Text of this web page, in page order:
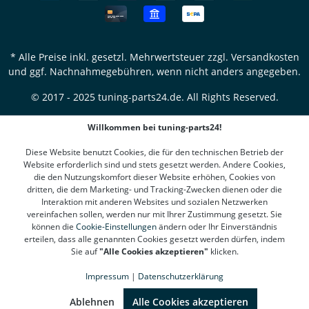
* Alle Preise inkl. gesetzl. Mehrwertsteuer zzgl. Versandkosten
und ggf. Nachnahmegebühren, wenn nicht anders angegeben.
© 2017 - 2025 tuning-parts24.de. All Rights Reserved.
Willkommen bei tuning-parts24!
Diese Website benutzt Cookies, die für den technischen Betrieb der
Website erforderlich sind und stets gesetzt werden. Andere Cookies,
die den Nutzungskomfort dieser Website erhöhen, Cookies von
dritten, die dem Marketing- und Tracking-Zwecken dienen oder die
Interaktion mit anderen Websites und sozialen Netzwerken
vereinfachen sollen, werden nur mit Ihrer Zustimmung gesetzt. Sie
können die Cookie-Einstellungenändern oder Ihr Einverständnis
erteilen, dass alle genannten Cookies gesetzt werden dürfen, indem
Sie auf"Alle Cookies akzeptieren" klicken.
Impressum | Datenschutzerklärung
Ablehnen Alle Cookies akzeptieren
(4.78 / 5)
1312
Bewertungen bei: google.de, shopvote.de ⓘ
Informationen zur Echtheit der Bewertungen